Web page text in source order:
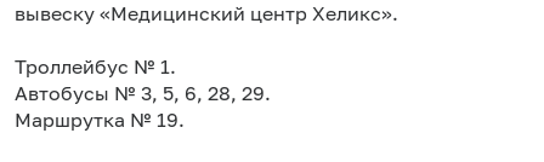
вывеску «Медицинский центр Хеликс».
Троллейбус № 1.
Автобусы № 3, 5, 6, 28, 29.
Маршрутка № 19.